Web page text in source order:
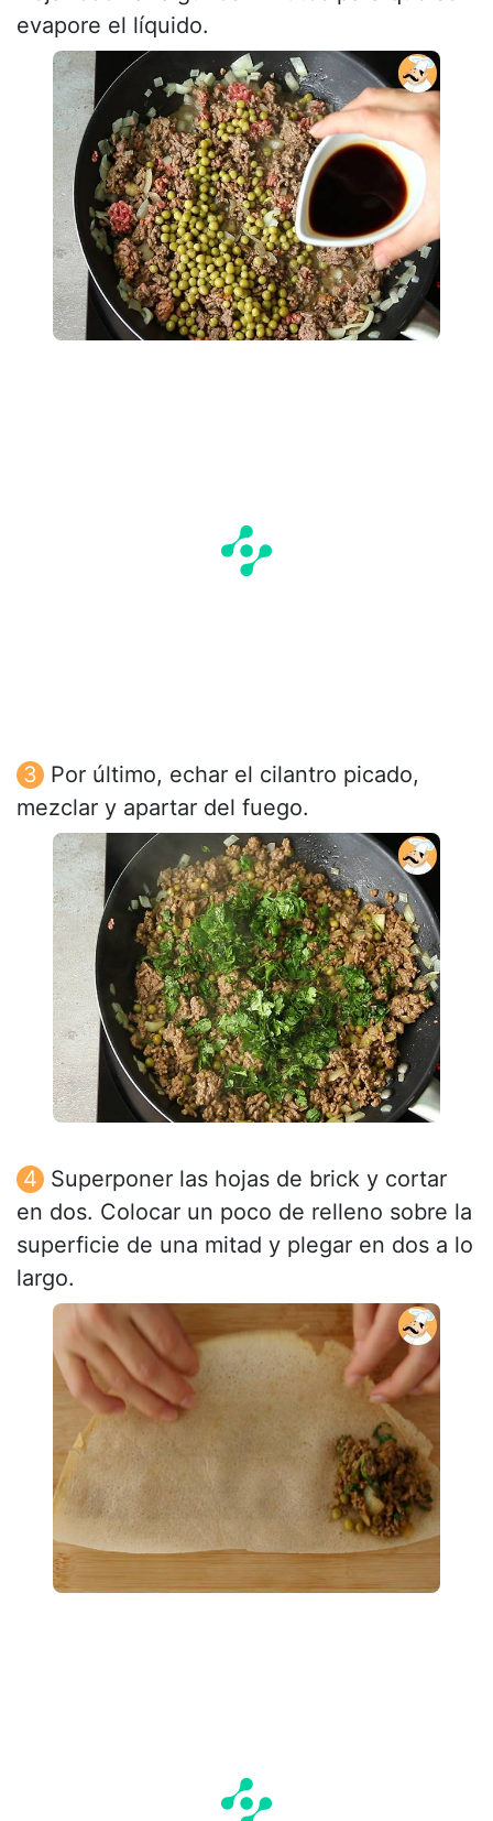
evapore el líquido.
Por último, echar el cilantro picado,
mezclar y apartar del fuego.
Superponer las hojas de brick y cortar
en dos. Colocar un poco de relleno sobre la
superficie de una mitad y plegar en dos a lo
largo.